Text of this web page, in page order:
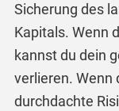
Sicherung des
Kapitals. Wenn
kannst du dein
verlieren. Wenn
durchdachte